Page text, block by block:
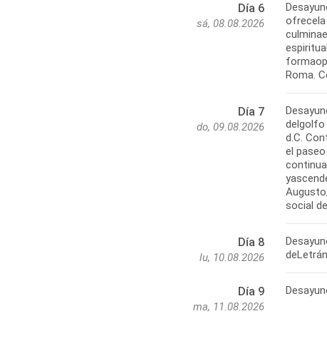
Día 6
sá, 08.08.2026
ofrecela
Roma.
Día 7
do, 09.08.2026
delgolfo
d.C.
el
social
Día 8
lu, 10.08.2026
Día 9
ma, 11.08.2026